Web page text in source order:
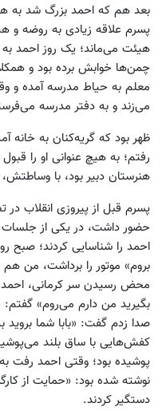
بعد هم که احمد بزرگ شد به
پسرم علاقه زیادی به روضه
هیئت می‌ماند؛ یک روز احمد
چمن‌ها خوابش برده بود و
معلم به حیاط مدرسه آمده و
می‌زند و به دفتر مدرسه
ظهر بود که گریه‌کنان به خانه
رفتم؛ به هیچ عنوانی او را
هنرستان دبیر بود، با
پسرم قبل از پیروزی انقلاب
حضور داشت، در یکی از جلسات
احمد را شناسایی کردند؛ صبح
بروم» موتور را برداشت، من
محض رسیدن سر کرمانی، احمد
بگیرید من دارم می‌روم» گفتم:
صدا زدم گفت: «بابا شما بروید
کفش‌هایی با ساق ‌بلند
پوشیده بود؛ وقتی احمد رفت
نوشته شده بود: «حمایت از
دستگیر کردند.